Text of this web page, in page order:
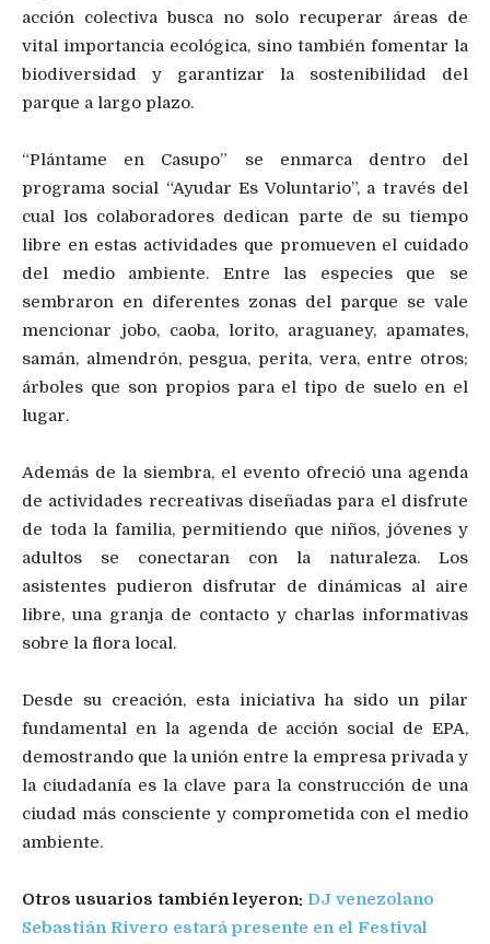
acción colectiva busca no solo recuperar áreas de
vital importancia ecológica, sino también fomentar la
biodiversidad y garantizar la sostenibilidad del
parque a largo plazo.
“Plántame en Casupo” se enmarca dentro del
programa social “Ayudar Es Voluntario”, a través del
cual los colaboradores dedican parte de su tiempo
libre en estas actividades que promueven el cuidado
del medio ambiente. Entre las especies que se
sembraron en diferentes zonas del parque se vale
mencionar jobo, caoba, lorito, araguaney, apamates,
samán, almendrón, pesgua, perita, vera, entre otros;
árboles que son propios para el tipo de suelo en el
lugar.
Además de la siembra, el evento ofreció una agenda
de actividades recreativas diseñadas para el disfrute
de toda la familia, permitiendo que niños, jóvenes y
adultos se conectaran con la naturaleza. Los
asistentes pudieron disfrutar de dinámicas al aire
libre, una granja de contacto y charlas informativas
sobre la flora local.
Desde su creación, esta iniciativa ha sido un pilar
fundamental en la agenda de acción social de EPA,
demostrando que la unión entre la empresa privada y
la ciudadanía es la clave para la construcción de una
ciudad más consciente y comprometida con el medio
ambiente.
Otros usuarios también leyeron: DJ venezolano
Sebastián Rivero estará presente en el Festival